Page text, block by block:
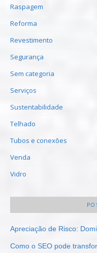
Raspagem
Reforma
Revestimento
Segurança
Sem categoria
Serviços
Sustentabilidade
Telhado
Tubos e conexões
Venda
Vidro
Apreciação de Risco:
Como o SEO pode